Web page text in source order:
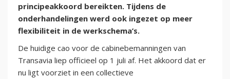
principeakkoord bereikten. Tijdens de
onderhandelingen werd ook ingezet op meer
flexibiliteit in de werkschema’s.
De huidige cao voor de cabinebemanningen van
Transavia liep officieel op 1 juli af. Het akkoord dat er
nu ligt voorziet in een collectieve